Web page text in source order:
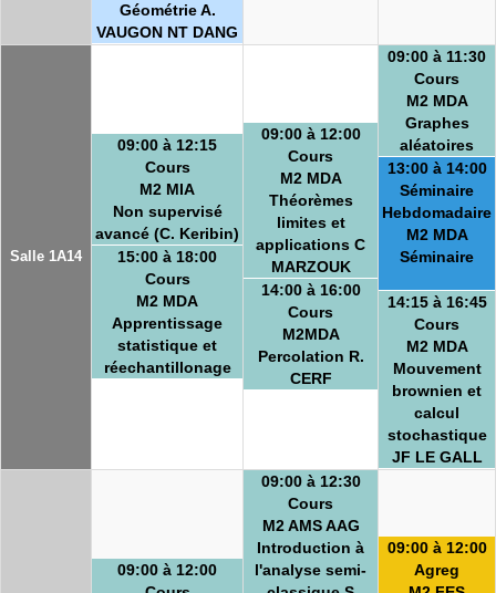
Géométrie A.
VAUGON NT DANG
Salle 1A14
09:00 à 12:15
Cours
M2 MIA
Non supervisé
avancé (C. Keribin)
15:00 à 18:00
Cours
M2 MDA
Apprentissage
statistique et
réechantillonage
09:00 à 12:00
Cours
M2 MDA
Théorèmes
limites et
applications C
MARZOUK
14:00 à 16:00
Cours
M2MDA
Percolation R.
CERF
09:00 à 11:30
Cours
M2 MDA
Graphes
aléatoires
13:00 à 14:00
Séminaire
Hebdomadaire
M2 MDA
Séminaire
14:15 à 16:45
Cours
M2 MDA
Mouvement
brownien et
calcul
stochastique
JF LE GALL
09:00 à 12:00
09:00 à 12:30
Cours
M2 AMS AAG
Introduction à
l'analyse semi-
09:00 à 12:00
Agreg